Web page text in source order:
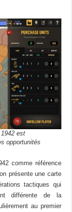
est
opportunités
comme référence
présente une carte
tactiques qui
différente de la
au premier